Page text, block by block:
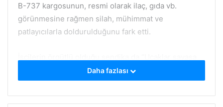
B-737 kargosunun, resmi olarak ilaç, gıda vb.
görünmesine rağmen silah, mühimmat ve
patlayıcılarla doldurulduğunu fark etti.
değil barışa uçsun” diyerek yürüyüş yaptı. İtalyan
sendika, ABD silahları yüklü bir Suudi Arabistan
gemisinin limana yanaşacağı 31 Mart günü de
Daha fazlası